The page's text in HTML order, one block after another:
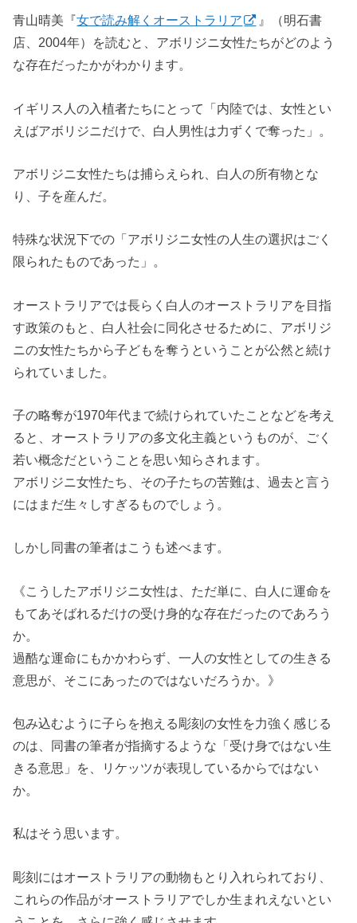
青山晴美『女で読み解くオーストラリア
』（明石書
店、2004年）を読むと、アボリジニ女性たちがどのよう
な存在だったかがわかります。
イギリス人の入植者たちにとって「内陸では、女性とい
えばアボリジニだけで、白人男性は力ずくで奪った」。
アボリジニ女性たちは捕らえられ、白人の所有物とな
り、子を産んだ。
特殊な状況下での「アボリジニ女性の人生の選択はごく
限られたものであった」。
オーストラリアでは長らく白人のオーストラリアを目指
す政策のもと、白人社会に同化させるために、アボリジ
ニの女性たちから子どもを奪うということが公然と続け
られていました。
子の略奪が1970年代まで続けられていたことなどを考え
ると、オーストラリアの多文化主義というものが、ごく
若い概念だということを思い知らされます。
アボリジニ女性たち、その子たちの苦難は、過去と言う
にはまだ生々しすぎるものでしょう。
しかし同書の筆者はこうも述べます。
《こうしたアボリジニ女性は、ただ単に、白人に運命を
もてあそばれるだけの受け身的な存在だったのであろう
か。
過酷な運命にもかかわらず、一人の女性としての生きる
意思が、そこにあったのではないだろうか。》
包み込むように子らを抱える彫刻の女性を力強く感じる
のは、同書の筆者が指摘するような「受け身ではない生
きる意思」を、リケッツが表現しているからではない
か。
私はそう思います。
彫刻にはオーストラリアの動物もとり入れられており、
これらの作品がオーストラリアでしか生まれえないとい